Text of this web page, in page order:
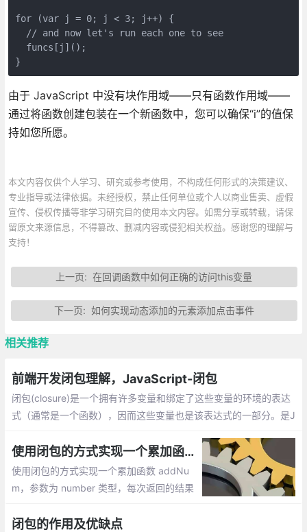
for (var j = 0; j < 3; j++) {
  // and now let's run each one to see
  funcs[j]();
}
由于 JavaScript 中没有块作用域——只有函数作用域——
通过将函数创建包装在一个新函数中，您可以确保“i”的值保
持如您所愿。
本文内容仅供个人学习、研究或参考使用，不构成任何形式的决策建议、
专业指导或法律依据。未经授权，禁止任何单位或个人以商业售卖、虚假
宣传、侵权传播等非学习研究目的使用本文内容。如需分享或转载，请保
留原文来源信息，不得篡改、删减内容或侵犯相关权益。感谢您的理解与
支持！
上一页:在回调函数中如何正确的访问this变量
下一页: 如何实现动态添加的元素添加点击事件
相关推荐
前端开发闭包理解，JavaScript-闭包
闭包(closure)是一个拥有许多变量和绑定了这些变量的环境的表达
式（通常是一个函数），因而这些变量也是该表达式的一部分。是J
使用闭包的方式实现一个累加函数 addNum
使用闭包的方式实现一个累加函数 addNu
m，参数为 number 类型，每次返回的结果
闭包的作用及优缺点